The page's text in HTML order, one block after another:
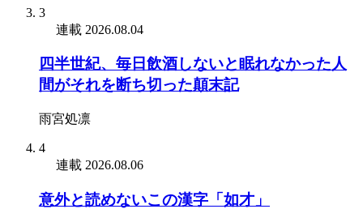
3
連載 2026.08.04
四半世紀、毎日飲酒しないと眠れなかった人
間がそれを断ち切った顛末記
雨宮処凛
4
連載 2026.08.06
意外と読めないこの漢字「如才」